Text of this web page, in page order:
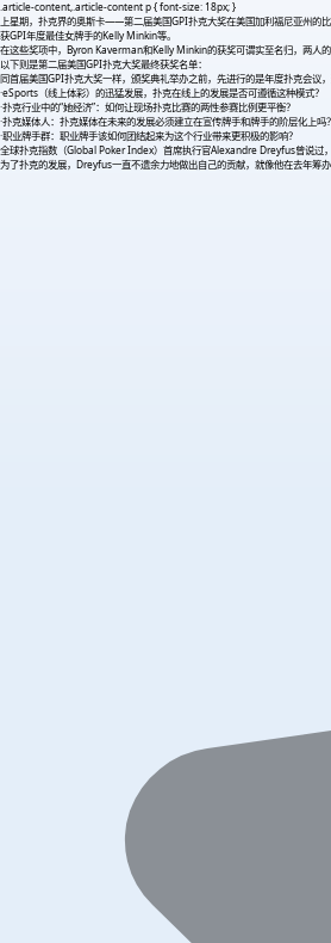
.article-content,.article-content p { font-size: 18px; }
上星期，扑克界的奥斯卡——第二届美国GPI扑克大奖在美国加利福尼亚州的
获GPI年度最佳女牌手的Kelly Minkin等。
在这些奖项中，Byron Kaverman和Kelly Minkin的获奖可谓实至名归，两人
以下则是第二届美国GPI扑克大奖最终获奖名单：
同首届美国GPI扑克大奖一样，颁奖典礼举办之前，先进行的是年度扑克会议
·eSports（线上体彩）的迅猛发展，扑克在线上的发展是否可遵循这种模式？
·扑克行业中的“她经济”：如何让现场扑克比赛的两性参赛比例更平衡？
·扑克媒体人：扑克媒体在未来的发展必须建立在宣传牌手和牌手的阶层化上吗？
·职业牌手群：职业牌手该如何团结起来为这个行业带来更积极的影响？
全球扑克指数（Global Poker Index）首席执行官Alexandre Dreyfus曾说过
为了扑克的发展，Dreyfus一直不遗余力地做出自己的贡献，就像他在去年筹